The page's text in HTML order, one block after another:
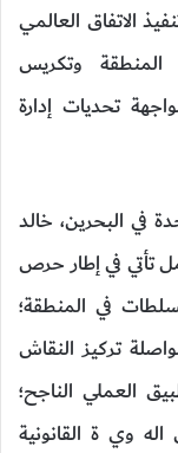
الاتفاق العالمي
المنطقة وتكريس
تحديات إدارة
في البحرين، خالد
تأتي في إطار حرص
في المنطقة؛
تركيز النقاش
العملي الناجح؛
وي ة القانونية